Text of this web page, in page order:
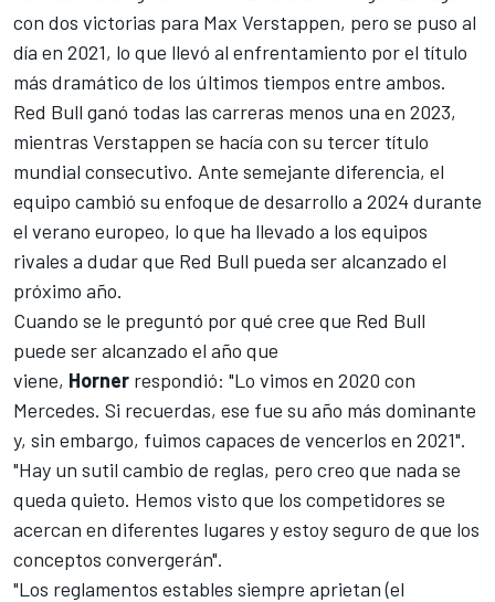
con dos victorias para Max Verstappen, pero se puso al
día en 2021, lo que llevó al enfrentamiento por el título
más dramático de los últimos tiempos entre ambos.
Red Bull ganó todas las carreras menos una en 2023,
mientras Verstappen se hacía con su tercer título
mundial consecutivo. Ante semejante diferencia, el
equipo cambió su enfoque de desarrollo a 2024 durante
el verano europeo, lo que ha llevado a los equipos
rivales a dudar que Red Bull pueda ser alcanzado el
próximo año.
Cuando se le preguntó por qué cree que Red Bull
puede ser alcanzado el año que
viene, Horner respondió: "Lo vimos en 2020 con
Mercedes. Si recuerdas, ese fue su año más dominante
y, sin embargo, fuimos capaces de vencerlos en 2021".
"Hay un sutil cambio de reglas, pero creo que nada se
queda quieto. Hemos visto que los competidores se
acercan en diferentes lugares y estoy seguro de que los
conceptos convergerán".
"Los reglamentos estables siempre aprietan (el